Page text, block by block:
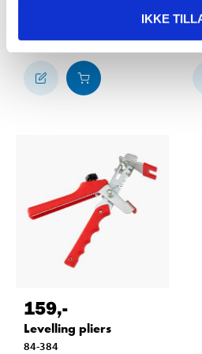
IKKE
In stock in64store
159,-
Levelling pliers
84-384